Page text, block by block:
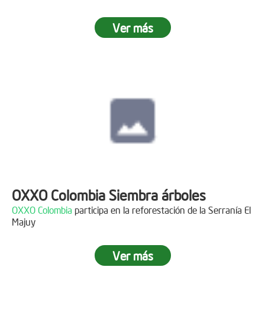
Ver más
OXXO Colombia Siembra árboles
OXXO Colombia participa en la reforestación de la Serranía El
Majuy
Ver más